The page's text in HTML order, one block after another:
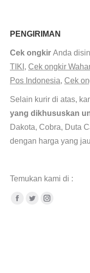
PENGIRIMAN
Cek ongkir Anda
TIKI , Cek ongkir
Pos Indonesia, Cek
Selain kurir di atas,
yang dikhususkan
Dakota, Cobra, Duta
dengan harga yang
Temukan kami di :
Facebook
TwitterInstagram